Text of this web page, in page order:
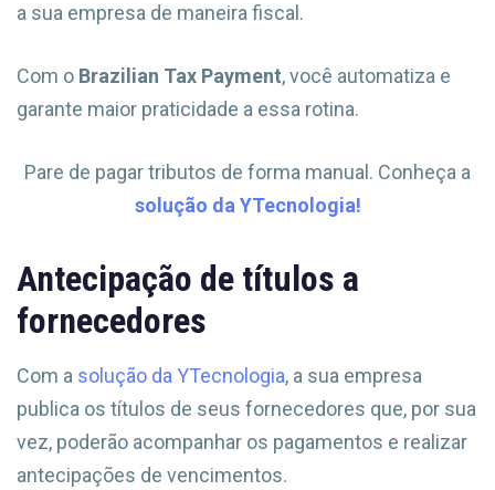
a sua empresa de maneira fiscal.
Com o Brazilian Tax Payment, você automatiza e
garante maior praticidade a essa rotina.
Pare de pagar tributos de forma manual. Conheça a
solução da YTecnologia!
Antecipação de títulos a
fornecedores
Com a solução da YTecnologia, a sua empresa
publica os títulos de seus fornecedores que, por sua
vez, poderão acompanhar os pagamentos e realizar
antecipações de vencimentos.